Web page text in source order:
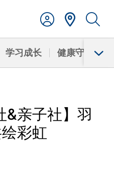
学习成长 健康守护
&亲子社】羽
彩虹